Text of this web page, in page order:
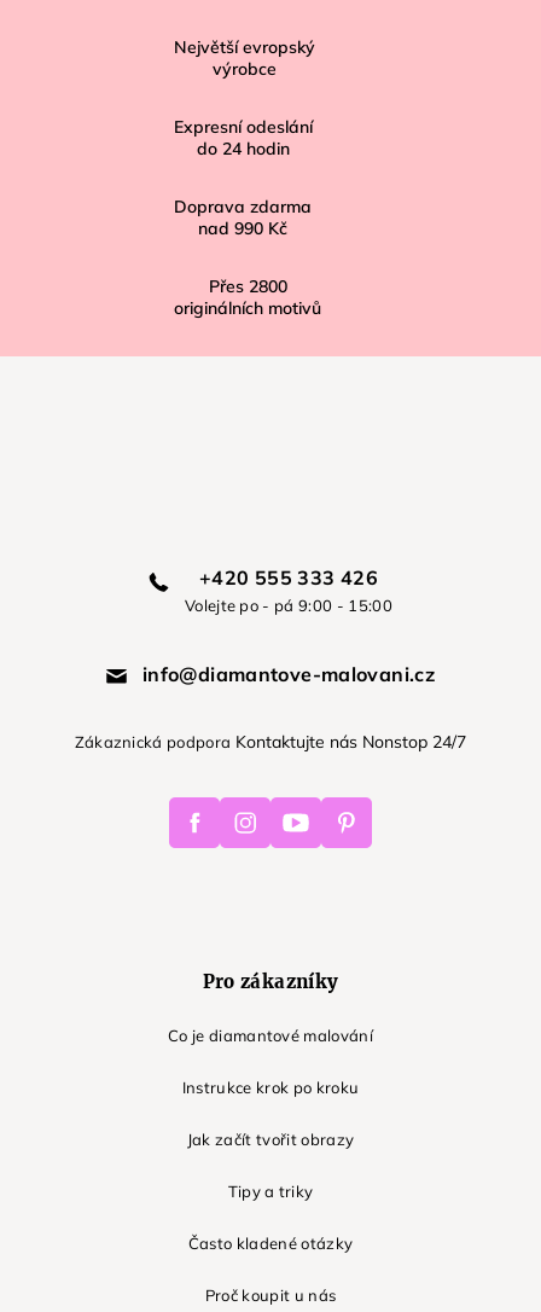
Největší evropský
výrobce
Expresní odeslání
do 24 hodin
Doprava zdarma
nad 990 Kč
Přes 2800
originálních motivů
+420 555 333 426
Volejte po - pá 9:00 - 15:00
info@diamantove-malovani.cz
Zákaznická podpora Kontaktujte nás Nonstop 24/7
FacebookInstagramYoutube Pinterest
Pro zákazníky
Co je diamantové malování
Instrukce krok po kroku
Jak začít tvořit obrazy
Tipy a triky
Často kladené otázky
Proč koupit u nás